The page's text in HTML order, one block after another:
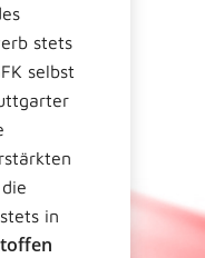
stets
selbst
in